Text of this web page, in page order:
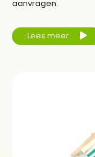
aanvragen.
Lees meer